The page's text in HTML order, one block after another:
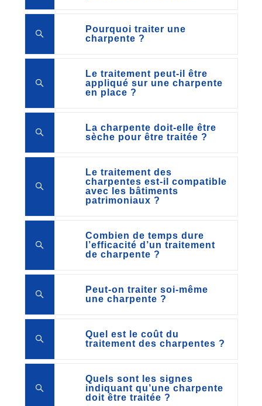
Pourquoi traiter une
charpente ?
Le traitement peut-il être
appliqué sur une charpente
en place ?
La charpente doit-elle être
sèche pour être traitée ?
Le traitement des
charpentes est-il compatible
avec les bâtiments
patrimoniaux ?
Combien de temps dure
l’efficacité d’un traitement
de charpente ?
Peut-on traiter soi-même
une charpente ?
Quel est le coût du
traitement des charpentes ?
Quels sont les signes
indiquant qu’une charpente
doit être traitée ?